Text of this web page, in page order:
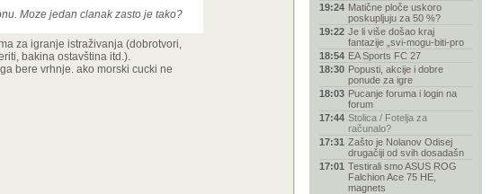
Moze jedan clanak zasto je tako?
za igranje istraživanja (dobrotvori,
bakina ostavština itd.).
bere vrhnje. ako morski cucki ne
19:24 Matične ploče uskoro
poskupljuju za 50 %?
19:22 Je li više došao kraj
fantazije „svi-mogu-biti-pro
18:54 EA Sports FC 27
18:30 Popusti, akcije i dobre
ponude za igre
18:03 Pucanje foruma i login na
forum
17:44 Stolica / Fotelja za
računalo?
17:31 Zašto je Nolanov Odisej
drugačiji od svih dosadašn
17:01 Testirali smo ASUS ROG
Falchion Ace 75 HE,
magnets